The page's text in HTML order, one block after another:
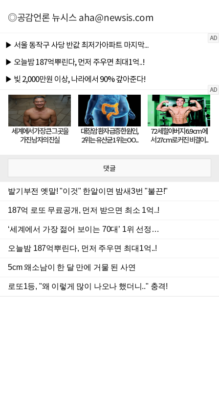
◎공감언론 뉴시스aha@newsis.com
댓글